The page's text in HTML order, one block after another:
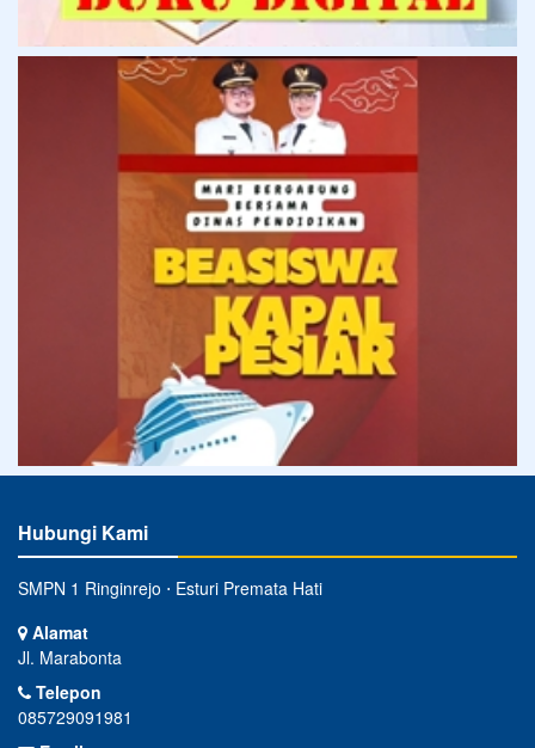
Hubungi Kami
SMPN 1 Ringinrejo ⋅ Esturi Premata Hati
Alamat
Jl. Marabonta
Telepon
085729091981